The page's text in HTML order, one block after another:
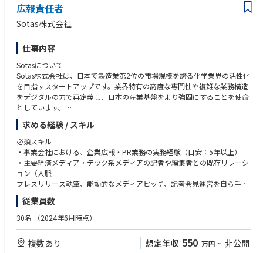
【想定されるキャリアパス】
実力次第ではありますが、該当ポジションで経験を積んでいきながら案件
ャリアアップしていけるポジションです。
※多様性に富んだ働き方のニーズに合わせ、柔軟で自由なキャリアパスが
可能です。
【メッセージ】
オンラインだけではなくオフラインや従業員体験も含んだ「サービス」全
体の構想・デザインに関わり、クライアントに貢献したい方、新サービ
ス/プロダクトの開発に先立ち、顕在化していないインサイトを探究し、
「価値」や「体験」のデザインに携わりたい方、クライアントの本質的な
課題の解決に関心がある方​が活躍できる環境が整っています。ぜひご一緒
にお仕事しましょう！ご応募お待ちしております。
・ユーザーの顔が見えるため、システムによる課題解決の現場に立ち会
い、感謝を直接得られる環境です
【キャリアステップイメージ】
数年は各プロジェクト活動において、要件定義から運用までの各フェーズ
の後は、本人の適正を見極めた上で、スペシャリスト又はマネージャー候
補としてキャリアステップだけではなく、海外に興味があれば、複数拠点
のある海外工場のシステム刷新に入っていくなど、本人の希望に応じたキ
ャリアステップも可能です。経験やスキルに応じて、様々な選択肢があり
ます。
入社後：現老朽化のシステムリプレイスに携わって頂き、業務知見を付け
て頂きます。
数年後：いすゞとUDトラックスの統合に伴うシステム標準化という重要テ
ーマのもと、さまざまな大規模プロジェクトに携わり、貴重な経験を積ん
でいただけます。
・勤務地 ：藤沢工場
・フレックス勤務制度、在宅勤務制度あり
・生産の業務(生産計画/部品調達/生産管理等)の知識があり、システムに
興味がある方
・購買業務(協力企業管理/ソーシング/価格契約/購入支払等)の知識があ
り、システムに興味がある方
【学歴】
高専以上（情報技術、または関連分野 尚可）
【言語】
・日本語
・英語（尚可）
・自分の成長に必要な知識、スキル、行動を継続的に学習している方
・変化を柔軟に受け入れ、既存の枠組みにはまることなく常に新しいこと
へチャレンジする姿勢を持っている方
・自動車業界の大変革期の中で、自らの専門性を発揮したいと考えている
方
・自分の意見を持ち、異なる考え方や意見を受け容れて最適な解を見つけ
ることができるコミュニケーション能力が高い方
・「運ぶを創造する」ことを通じて世の中に貢献したいと想いがある方
広報責任者
Sotas株式会社
仕事内容
Sotasについて
Sotas株式会社は、日本で製造業第2位の市場規模を誇る化学業界の活性化
を目指すスタートアップです。業界特有の高度な専門性や複雑な業務構造
をデジタルの力で再定義し、日本の産業基盤をより強固にすることを使命
としています。
現在、シリーズAという大きな転換期を迎え、以下の3事業部制による多角
的な事業戦略を加速させています。
Sotas化学調査：複雑化する法規制への対応や、サプライチェーン全体で
の化学物質情報の管理をデジタル化します。手作業による非構造データの
処理を構造化し、業界全体のコンプライアンス業務のスピードと正確性を
飛躍的に向上させます。
製造実績などを集約し、活用可能な「構造データ」へと変換・蓄積するプ
ラットフォームを提供します。属人的な知見を組織の資産へと変え、デー
タ駆動型の意思決定を支える基盤を構築します。
Sotas Chem Mart（ケムマート）：化学品・原材料の流通を最適化するマ
ーケットプレイスを展開します。データベース事業や調査事業と連携し、
求める経験 / スキル
必須スキル
・事業会社における、企業広報・PR業務の実務経験（目安：5年以上）
・主要経済メディア・テック系メディアの記者や編集者との既存リレーシ
ョン（人脈
プレスリリース執筆、能動的なメディアピッチ、記者会見運営を自ら手を
動かして推進した実績
・自社メディア、SNS、CEO発信等のコンテンツ戦略における企画・ディ
レクション経験
・広報戦略の立案から施策実行、効果検証までを一貫して担当し、社内外
の関係者を巻き込みながら主体的にプロジェクトを推進した経験
従業員数
30名 （2024年6月時点）
複数あり 想定年収 550 万円 ~ 非公開